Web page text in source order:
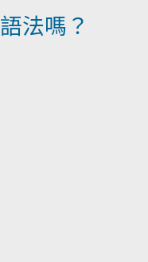
法嗎？